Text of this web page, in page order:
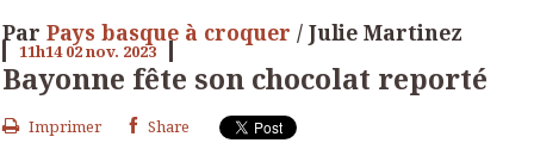
Par Pays basque à croquer / Julie Martinez
11h14 02nov. 2023
Bayonne fête son chocolat reporté
Imprimer Share